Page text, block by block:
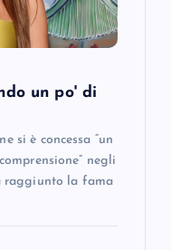
un po' di
si è concessa “un
negli
raggiunto la fama